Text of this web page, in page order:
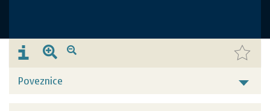
Poveznice